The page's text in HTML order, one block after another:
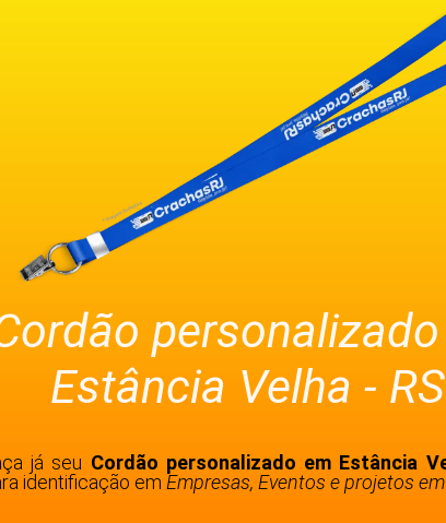
Estância Velha - RS
já seu Cordão personalizado em Estância
identificação emEmpresas, Eventos e projetos